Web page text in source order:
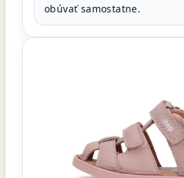
obúvať samostatne.